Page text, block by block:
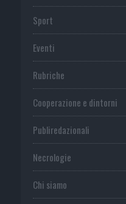
Sport
Eventi
Rubriche
Cooperazione e dintorni
Publiredazionali
Necrologie
Chi siamo